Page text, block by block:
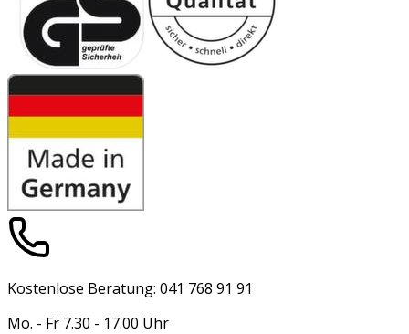
Kostenlose Beratung: 041 768 91 91
Mo. - Fr 7.30 - 17.00 Uhr